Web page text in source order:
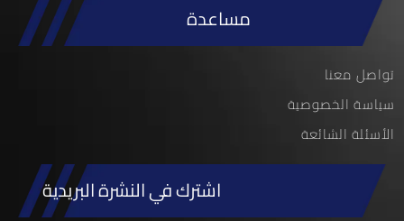
مساعدة
تواصل معنا
سياسة الخصوصية
الأسئلة الشائعة
اشترك في النشرة البريدية